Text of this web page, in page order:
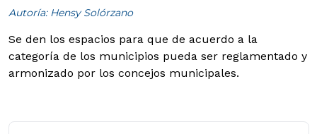
Autoría: Hensy Solórzano
Se den los espacios para que de acuerdo a la
categoría de los municipios pueda ser reglamentado y
armonizado por los concejos municipales.